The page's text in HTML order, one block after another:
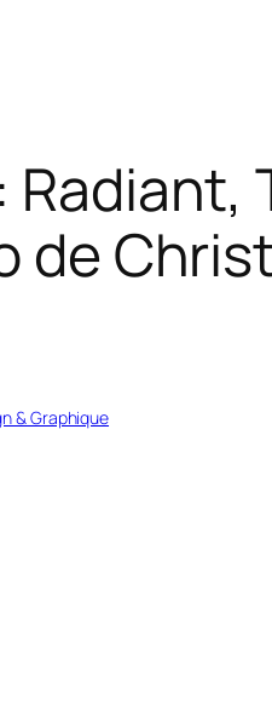
de
& Graphique